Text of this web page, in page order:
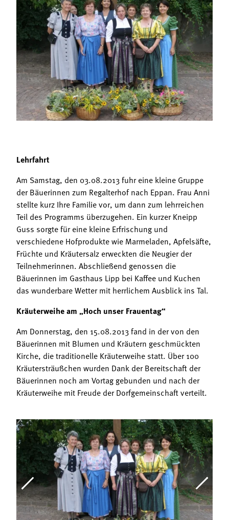
Mitgliedschaft
Landessekretariat
Bäuerliche Buffets
Hofgeschichten
Lehrfahrt
Am Samstag, den 03.08.2013 fuhr eine kleine Gruppe
der Bäuerinnen zum Regalterhof nach Eppan. Frau Anni
stellte kurz Ihre Familie vor, um dann zum lehrreichen
Teil des Programms überzugehen. Ein kurzer Kneipp
Guss sorgte für eine kleine Erfrischung und
verschiedene Hofprodukte wie Marmeladen, Apfelsäfte,
Früchte und Kräutersalz erweckten die Neugier der
Teilnehmerinnen. Abschließend genossen die
Bäuerinnen im Gasthaus Lipp bei Kaffee und Kuchen
das wunderbare Wetter mit herrlichem Ausblick ins Tal.
Kräuterweihe am „Hoch unser Frauentag“
Am Donnerstag, den 15.08.2013 fand in der von den
Bäuerinnen mit Blumen und Kräutern geschmückten
Kirche, die traditionelle Kräuterweihe statt. Über 100
Kräutersträußchen wurden Dank der Bereitschaft der
Bäuerinnen noch am Vortag gebunden und nach der
Kräuterweihe mit Freude der Dorfgemeinschaft verteilt.